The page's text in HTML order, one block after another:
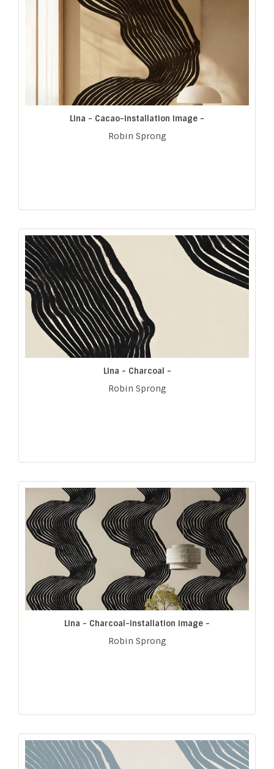
Lina - Cacao-installation image -
Robin Sprong
Lina - Charcoal -
Robin Sprong
Lina - Charcoal-installation image -
Robin Sprong